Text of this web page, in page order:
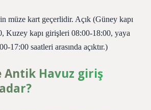
müze kart geçerlidir. Açık (Güney kapı
Kuzey kapı girişleri 08:00-18:00, yaya
17:00 saatleri arasında açıktır.)
Antik Havuz giriş